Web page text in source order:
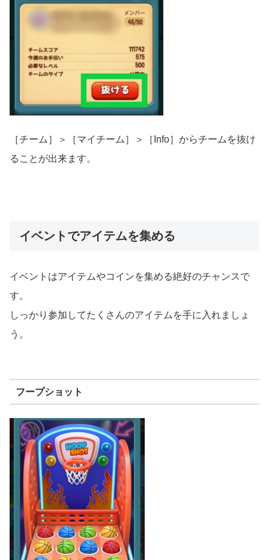
［チーム］＞［マイチーム］＞［Info］からチームを抜け
ることが出来ます。
イベントでアイテムを集める
イベントはアイテムやコインを集める絶好のチャンスで
す。
しっかり参加してたくさんのアイテムを手に入れましょ
う。
フープショット